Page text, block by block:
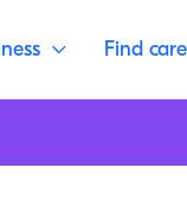
Find care